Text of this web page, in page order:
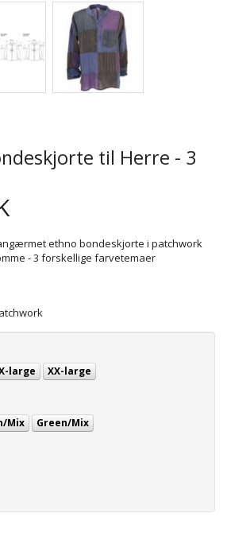
til Herre - 3
ethno bondeskjorte i patchwork
- 3 forskellige farvetemaer
large XX-large
Mix Green/Mix